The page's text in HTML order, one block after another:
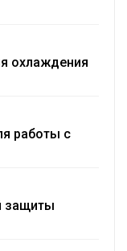
охлаждения
работы с
защиты